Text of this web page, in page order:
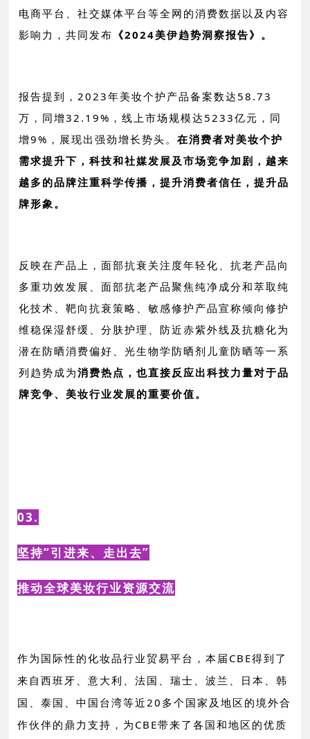
电商平台、社交媒体平台等全网的消费数据以及内容
影响力，共同发布 《2024美伊趋势洞察报告》。
报告提到，2023年美妆个护产品备案数达58.73
万，同增32.19%，线上市场规模达5233亿元，同
增9%，展现出强劲增长势头。在消费者对美妆个护
需求提升下，科技和社媒发展及市场竞争加剧，越来
越多的品牌注重科学传播，提升消费者信任，提升品
牌形象。
反映在产品上，面部抗衰关注度年轻化、抗老产品向
多重功效发展、面部抗老产品聚焦纯净成分和萃取纯
化技术、靶向抗衰策略、敏感修护产品宣称倾向修护
维稳保湿舒缓、分肤护理、防近赤紫外线及抗糖化为
潜在防晒消费偏好、光生物学防晒剂儿童防晒等一系
列趋势成为消费热点，也直接反应出科技力量对于品
牌竞争、美妆行业发展的重要价值。
03.
坚持“引进来、走出去”
推动全球美妆行业资源交流
作为国际性的化妆品行业贸易平台，本届CBE得到了
来自西班牙、意大利、法国、瑞士、波兰、日本、韩
国、泰国、中国台湾等近20多个国家及地区的境外合
作伙伴的鼎力支持，为CBE带来了各国和地区的优质